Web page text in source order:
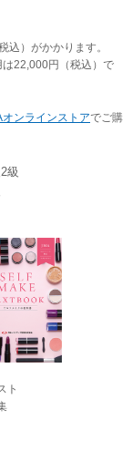
込） がかかります。
22,000円（税込）で
オンラインストアでご購
級
ト